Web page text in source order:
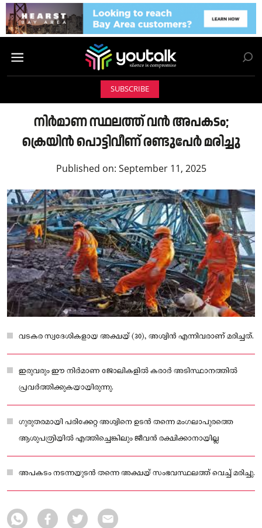
SUBSCRIBE
നിർമാണ സ്ഥലത്ത് വൻ അപകടം;
ക്രെയിൻ പൊട്ടിവീണ് രണ്ടുപേർ മരിച്ചു
Published on: September 11, 2025
വടകര സ്വദേശികളായ അക്ഷയ് (30), അശ്വിൻ എന്നിവരാണ് മരിച്ചത്.
ഇരുവരും ഈ നിർമാണ ജോലികളിൽ കരാർ അടിസ്ഥാനത്തിൽ
പ്രവർത്തിക്കുകയായിരുന്നു.
ഗുരുതരമായി പരിക്കേറ്റ അശ്വിനെ ഉടൻ തന്നെ മംഗലാപുരത്തെ
ആശുപത്രിയിൽ എത്തിച്ചെങ്കിലും ജീവൻ രക്ഷിക്കാനായില്ല
അപകടം നടന്നയുടൻ തന്നെ അക്ഷയ് സംഭവസ്ഥലത്ത് വെച്ച് മരിച്ചു.